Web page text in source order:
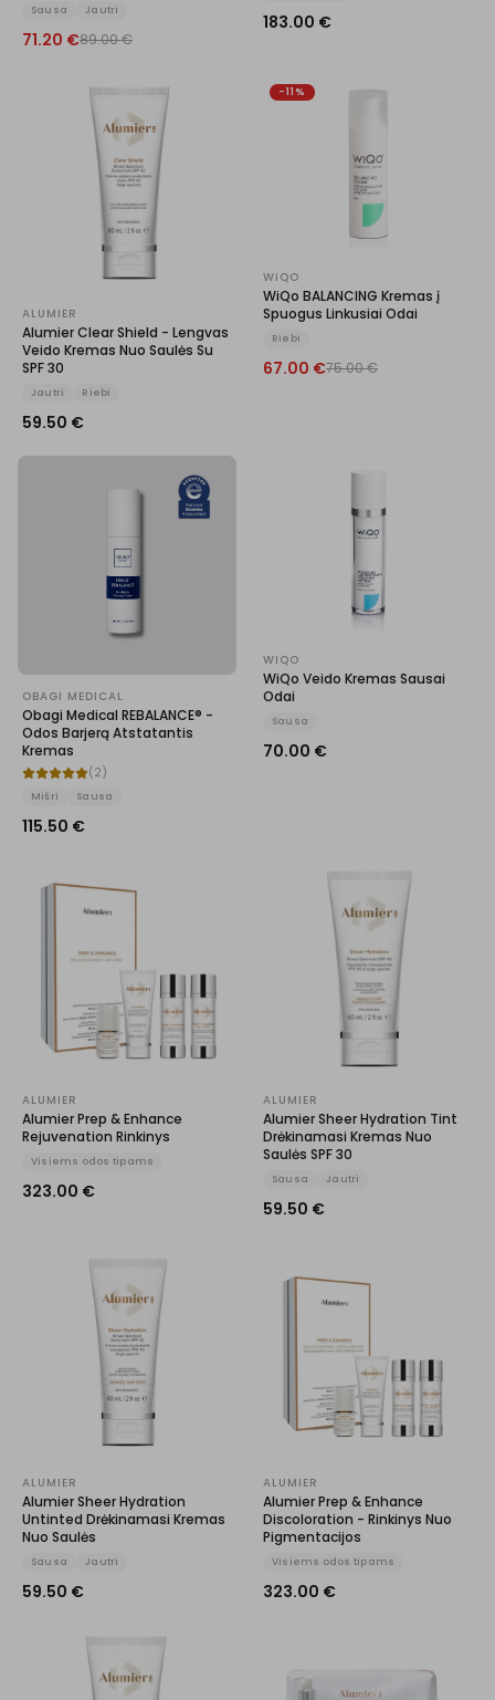
Sausa Jautri
71.20 €89.00€
183.00 €
ALUMIER
Alumier Clear Shield - Lengvas
Veido Kremas Nuo Saulės Su
SPF 30
Jautri Riebi
59.50 €
-11%
WIQO
WiQo BALANCING Kremas į
Spuogus Linkusiai Odai
Riebi
67.00 €75.00€
OBAGI MEDICAL
Obagi Medical REBALANCE® -
Odos Barjerą Atstatantis
Kremas
( 2 )
Mišri Sausa
115.50 €
WIQO
WiQo Veido Kremas Sausai
Odai
Sausa
70.00 €
ALUMIER
Alumier Prep & Enhance
Rejuvenation Rinkinys
Visiems odos tipams
323.00 €
ALUMIER
Alumier Sheer Hydration Tint
Drėkinamasi Kremas Nuo
Saulės SPF 30
Sausa Jautri
59.50 €
ALUMIER
Alumier Sheer Hydration
Untinted Drėkinamasi Kremas
Nuo Saulės
Sausa Jautri
59.50 €
ALUMIER
Alumier Prep & Enhance
Discoloration - Rinkinys Nuo
Pigmentacijos
Visiems odos tipams
323.00 €